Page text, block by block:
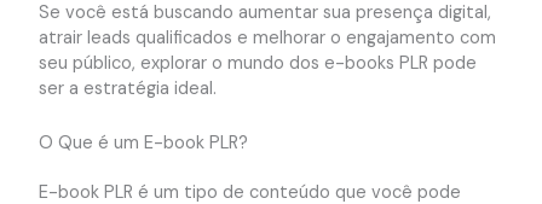
Se você está buscando aumentar sua presença digital,
atrair leads qualificados e melhorar o engajamento com
seu público, explorar o mundo dos e-books PLR pode
ser a estratégia ideal.
O Que é um E-book PLR?
E-book PLR é um tipo de conteúdo que você pode